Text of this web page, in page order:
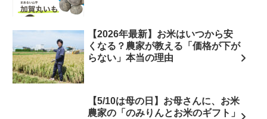
【2026年最新】お米はいつから安
くなる？農家が教える「価格が下が
らない」本当の理由
【5/10は母の日】お母さんに、お米
農家の「のみりんとお米のギフト」